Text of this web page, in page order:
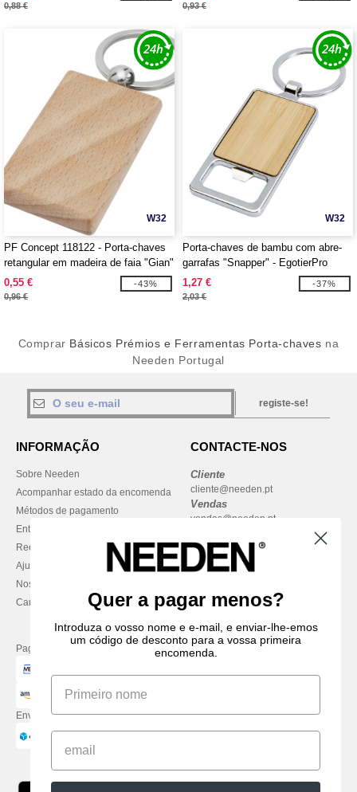
0,88 € 0,93 €
W32
PF Concept 118122 - Porta-chaves
retangular em madeira de faia "Gian"
0,55 €
0,96 €
-43%
W32
Porta-chaves de bambu com abre-
garrafas "Snapper" - EgotierPro
126340
1,27 €
2,03 €
-37%
Comprar Básicos Prémios e Ferramentas Porta-chaves na
Needen Portugal
registe-se!
INFORMAÇÃO
Sobre Needen
Acompanhar estado da encomenda
Métodos de pagamento
Entrega
Reembolsos / devoluções
Ajuda & FAQs
Nossos compromissos
Carreiras
CONTACTE-NOS
Cliente
cliente@needen.pt
Vendas
vendas@needen.pt
Pague com
Enviamos com
Quer a pagar menos?
Introduza o vosso nome e e-mail, e enviar-lhe-emos
um código de desconto para a vossa primeira
encomenda.